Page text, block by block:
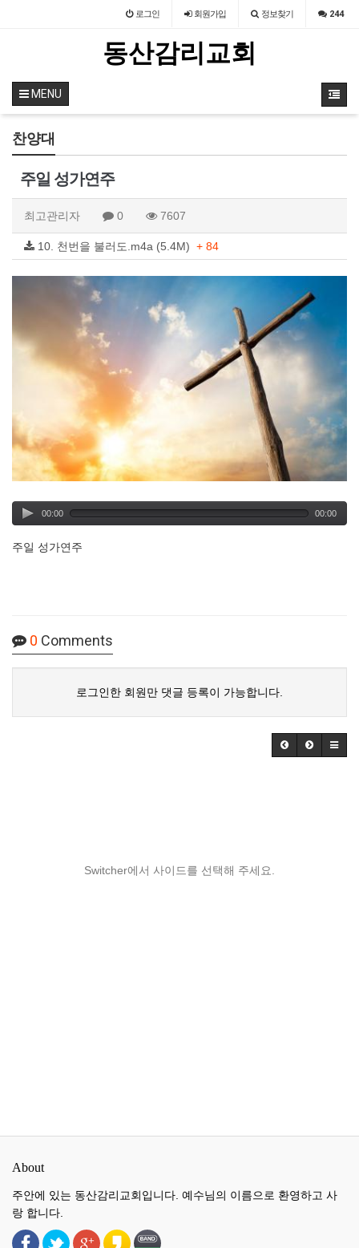
로그인 회원가입 정보찾기 244
동산감리교회
MENU
찬양대
주일 성가연주
최고관리자 0 7607
10. 천번을 불러도.m4a (5.4M) + 84
00:00 00:00
주일 성가연주
0 Comments
로그인한 회원만 댓글 등록이 가능합니다.
Switcher에서 사이드를 선택해 주세요.
About
주안에 있는 동산감리교회입니다. 예수님의 이름으로 환영하고 사
랑 합니다.